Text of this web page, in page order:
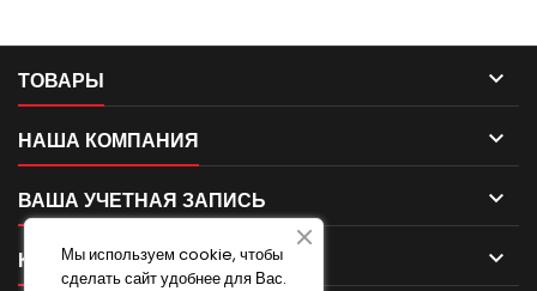
ТОВАРЫ 
НАША КОМПАНИЯ 
ВАША УЧЕТНАЯ ЗАПИСЬ 
КОНТАКТ 
Мы используем cookie, чтобы
сделать сайт удобнее для Вас.